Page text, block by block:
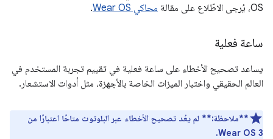
OS، يُرجى الاطّلاع على مقالة
محاكي Wear OS .
ساعة فعلية
يساعد تصحيح الأخطاء على ساعة فعلية في تقييم تجربة المستخدم في
العالم الحقيقي واختبار الميزات الخاصة بالأجهزة، مثل أدوات الاستشعار.
**ملاحظة:** لم يعُد تصحيح الأخطاء عبر البلوتوث متاحًا اعتبارًا من
Wear OS 3.